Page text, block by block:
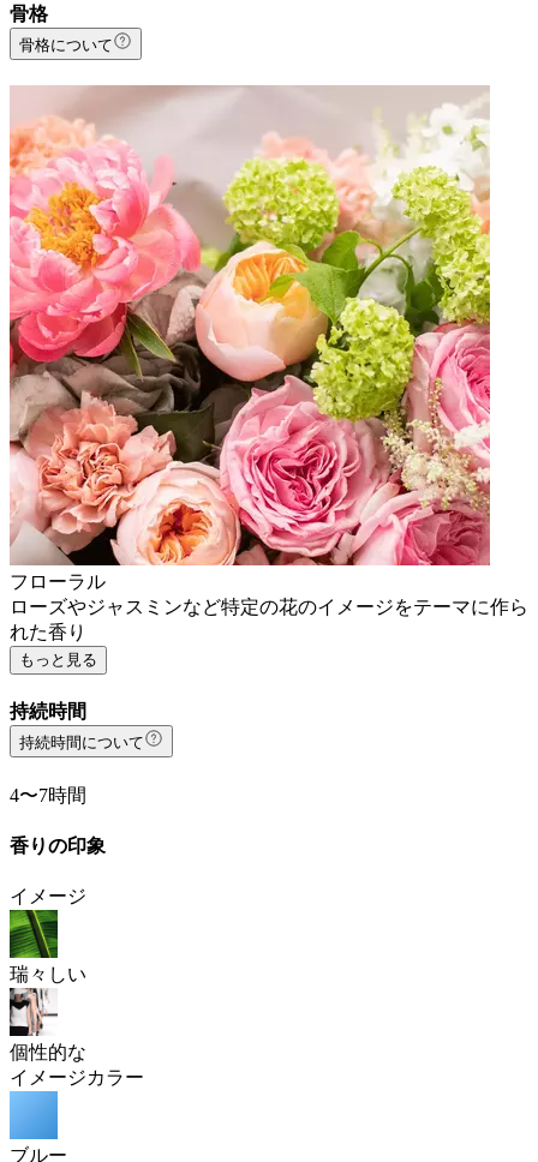
骨格
骨格について
フローラル
ローズやジャスミンなど特定の花のイメージをテーマに作ら
れた香り
もっと見る
持続時間
持続時間について
4〜7時間
香りの印象
イメージ
瑞々しい
個性的な
イメージカラー
ブルー